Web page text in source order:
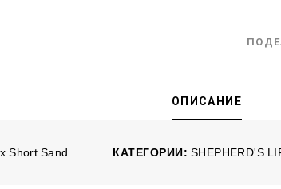
ОПИСАНИЕ
Short Sand КАТЕГОРИИ: SHEPHERD'S